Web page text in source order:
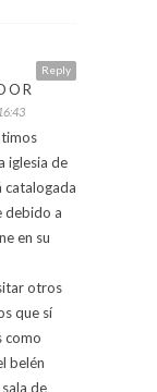
Reply
iglesia de
catalogada
debido a
en su
otros
que sí
como
belén
de